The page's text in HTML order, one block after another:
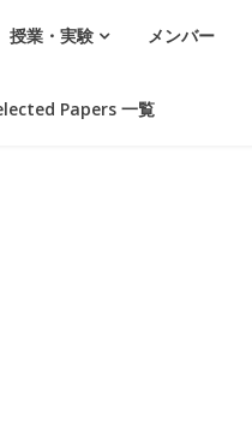
授業・実験 メンバー
Papers 一覧